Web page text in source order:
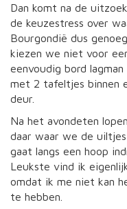
Dan komt na de
de keuzestress over
Bourgondië dus
kiezen we niet voor
eenvoudig bord
met 2 tafeltjes binnen
deur.
Na het avondeten
daar waar we de
gaat langs een hoop
Leukste vind ik
omdat ik me niet kan
te hebben.